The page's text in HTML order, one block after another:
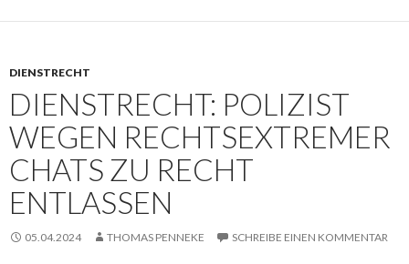
DIENSTRECHT
DIENSTRECHT: POLIZIST
WEGEN RECHTSEXTREMER
CHATS ZU RECHT
ENTLASSEN
05.04.2024 THOMAS PENNEKE SCHREIBE EINEN KOMMENTAR